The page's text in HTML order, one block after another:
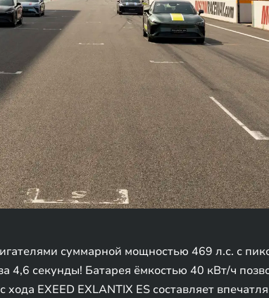
суммарной мощностью 469 л.с. с
4,6 секунды! Батарея ёмкостью 40 кВт/ч
хода EXEED EXLANTIX ES составляет